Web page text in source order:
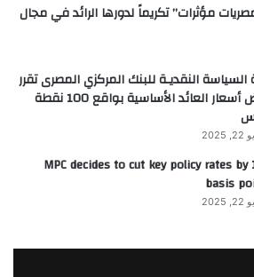
مؤثرات” تكريماً لدورها الرائد في مجال
السياسة النقديـة للبنك المركزي المصرى تقرر
خفض أسعار العائد الأساسية بواقع 100 نقطة
MPC decides to cut key policy rates
basis